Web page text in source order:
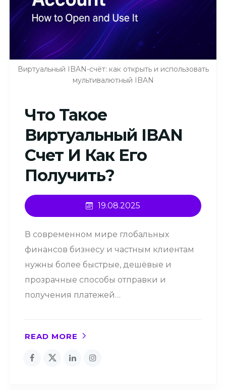
Виртуальный IBAN-счёт: как открыть и использовать
мультивалютный IBAN
Что Такое
Виртуальный IBAN
Счет И Как Его
Получить?
19.08.2025
В современном мире глобальных
финансов бизнесу и частным клиентам
нужны более быстрые, дешёвые и
прозрачные способы отправки и
получения платежей…
READ MORE